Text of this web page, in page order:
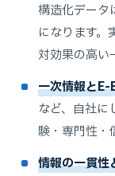
構造化データ
になります。
対効果の高い
一次情報と
など、自社に
験・専門性・
情報の一貫性